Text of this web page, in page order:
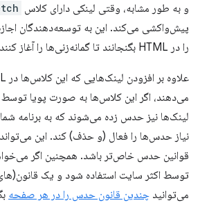
و به طور مشابه، وقتی لینکی دارای کلاس
پیش‌واکشی می‌کند. این به توسعه‌دهندگان
را در HTML بگنجانند تا گمانه‌زنی‌ها را آغاز کنند.
می‌دهند، اگر این کلاس‌ها به صورت پویا توسط
لینک‌ها نیز حدس زده می‌شوند که به برنامه
نیاز حدس‌ها را فعال (و حذف) کند. این
قوانین حدس خاص‌تر باشد. همچنین اگر
توسط اکثر سایت استفاده شود و یک
می‌توانید چندین قانون حدس را در هر صفحه